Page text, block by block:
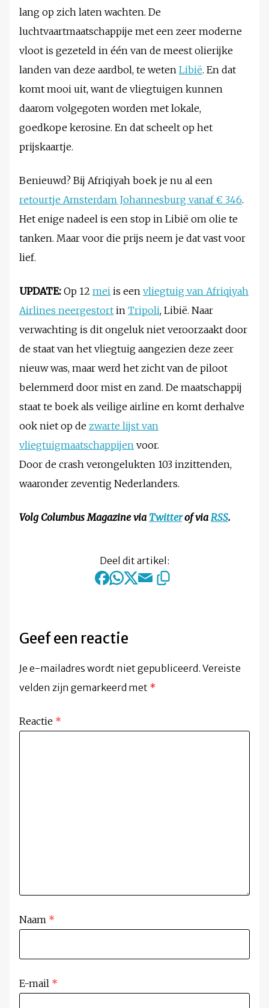
lang op zich laten wachten. De
luchtvaartmaatschappije met een zeer moderne
vloot is gezeteld in één van de meest olierijke
landen van deze aardbol, te weten Libië. En dat
komt mooi uit, want de vliegtuigen kunnen
daarom volgegoten worden met lokale,
goedkope kerosine. En dat scheelt op het
prijskaartje.
Benieuwd? Bij Afriqiyah boek je nu al een
retourtje Amsterdam Johannesburg vanaf € 346.
Het enige nadeel is een stop in Libië om olie te
tanken. Maar voor die prijs neem je dat vast voor
lief.
UPDATE: Op 12 mei is een vliegtuig van Afriqiyah
Airlines neergestort in Tripoli, Libië. Naar
verwachting is dit ongeluk niet veroorzaakt door
de staat van het vliegtuig aangezien deze zeer
nieuw was, maar werd het zicht van de piloot
belemmerd door mist en zand. De maatschappij
staat te boek als veilige airline en komt derhalve
ook niet op de zwarte lijst van
vliegtuigmaatschappijen voor.
Door de crash verongelukten 103 inzittenden,
waaronder zeventig Nederlanders.
Volg Columbus Magazine via Twitterof via RSS.
Deel dit artikel:
Geef een reactie
Je e-mailadres wordt niet gepubliceerd. Vereiste
velden zijn gemarkeerd met *
Reactie *
Naam *
E-mail *